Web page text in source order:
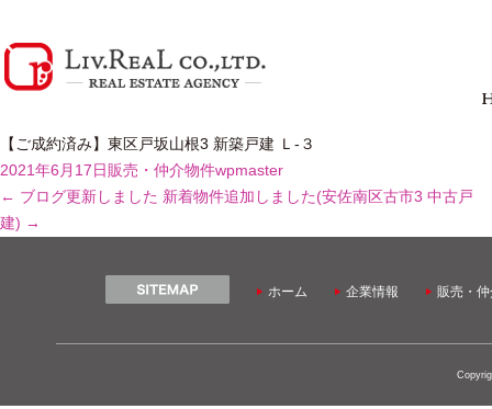
【ご成約済み】東区戸坂山根3 新築戸建 Ｌ-３
2021年6月17日 販売・仲介物件wpmaster
← ブログ更新しました 新着物件追加しました(安佐南区古市3 中古戸
建) →
ホーム 企業情報 販売・